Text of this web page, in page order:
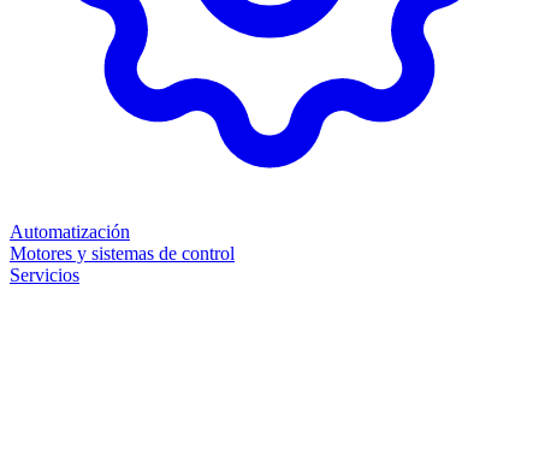
Automatización
Motores y sistemas de control
Servicios